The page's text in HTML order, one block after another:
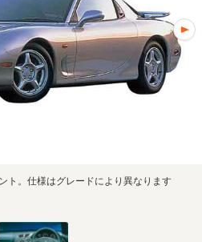
ト。仕様はグレードにより異なります